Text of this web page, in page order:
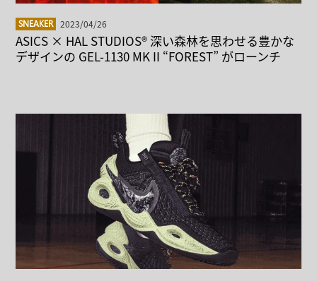
SNEAKER 2023/04/26
ASICS × HAL STUDIOS® 深い森林を思わせる豊かな
デザインの GEL-1130 MK II “FOREST” がローンチ